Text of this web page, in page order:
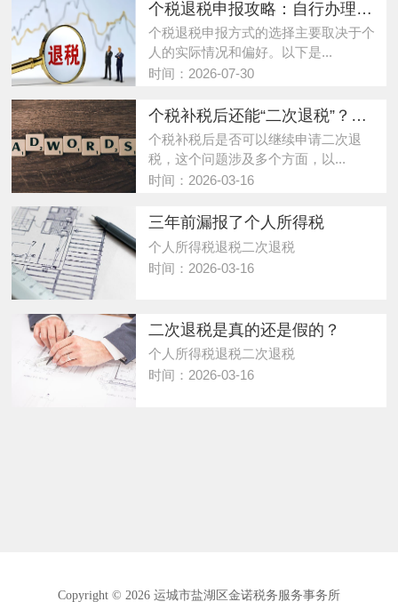
个税退税申报攻略：自行办理VS代为办理，如何选择最适合您的申报方式？
个税退税申报方式的选择主要取决于个
人的实际情况和偏好。以下是...
时间：2026-07-30
个税补税后还能“二次退税”？这些条件你得知道！
个税补税后是否可以继续申请二次退
税，这个问题涉及多个方面，以...
时间：2026-03-16
三年前漏报了个人所得税
个人所得税退税二次退税
时间：2026-03-16
二次退税是真的还是假的？
个人所得税退税二次退税
时间：2026-03-16
Copyright © 2026 运城市盐湖区金诺税务服务事务所